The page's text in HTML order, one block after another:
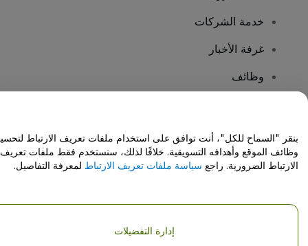
خدمة الشركات
غرفة الأخبار
وظائف
مركز المساعدة / اتصل بنا
حقوق النشر © شركة فياجوجو المحدودة 2026
تفاصيل الشركة
بنقر "السماح للكل"، أنت توافق على استخدام ملفات تعريف الارتباط
وظائف الموقع وأهدافه التسويقية. خلافًا لذلك، سنستخدم فقط ملفات تعريف
الارتباط الضرورية. راجع سياسة ملفات تعريف الارتباط لمعرفة التفاصيل.
إدارة التفضيلات